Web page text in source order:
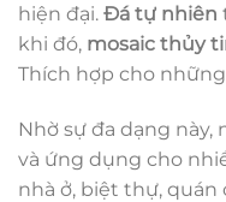
hiện đại. Đá tự nhiên
khi đó, mosaic thủy
Thích hợp cho
Nhờ sự đa dạng
và ứng dụng cho
nhà ở, biệt thự, quán